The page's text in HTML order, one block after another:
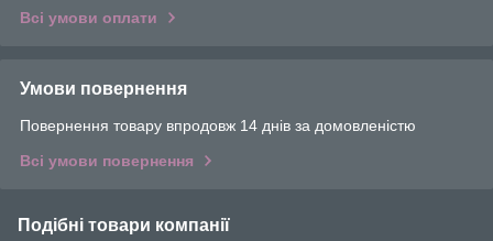
Всі умови оплати
Умови повернення
Повернення товару впродовж 14 днів за домовленістю
Всі умови повернення
Подібні товари компанії